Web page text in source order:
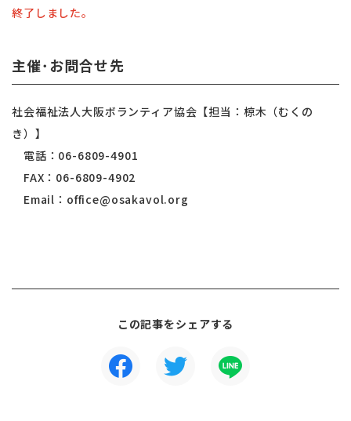
終了しました。
主催･お問合せ先
社会福祉法人大阪ボランティア協会【担当：椋木（むくの
き）】
電話：06-6809-4901
FAX：06-6809-4902
Email：office@osakavol.org
この記事をシェアする